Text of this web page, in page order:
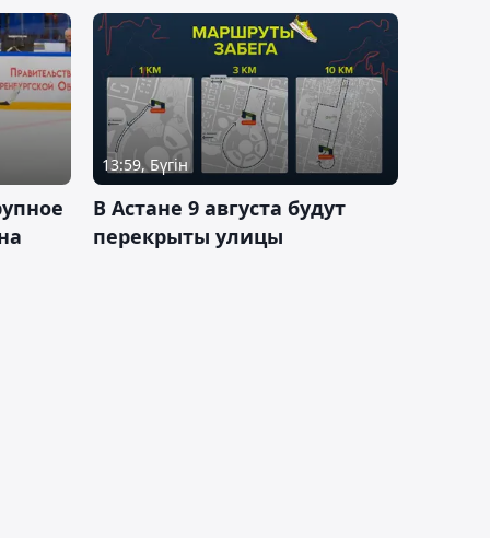
13:59, Бүгін
В Астане 9 августа будут
перекрыты улицы